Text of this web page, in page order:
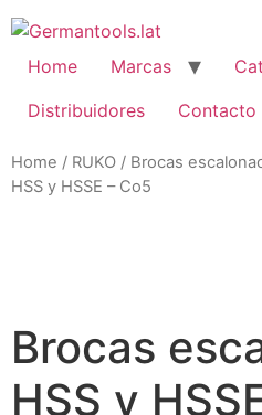
Skip
to
content
Home Marcas
Distribuidores
Contacto
Home / RUKO / Brocas
HSS y HSSE – Co5
Brocas
HSS y